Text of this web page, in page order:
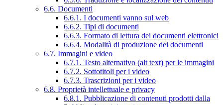
6.6. Documenti
6.6.1. I documenti vanno sul web
6.6.2. Tipi di documenti
6.6.3. Formato di lettura dei documenti elettronici
6.6.4. Modalità di produzione dei documenti
6.7. Immagini e video
6.7.1. Testo alternativo (alt text) per le immagini
6.7.2. Sottotitoli per i video
6.7.3. Trascrizioni per i video
6.8. Proprietà intellettuale e privacy
6.8.1. Pubblicazione di contenuti prodotti dalla